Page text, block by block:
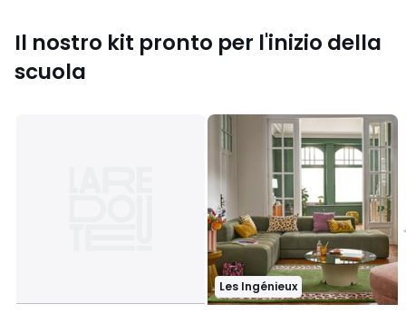
Il nostro kit pronto per l'inizio della
scuola
Les Ingénieux